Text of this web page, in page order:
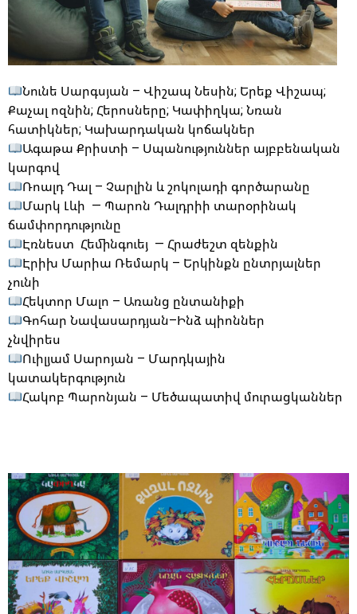
Նունե Սարգսյան – Վիշապ Նեսին; Երեք Վիշապ;
Քաչալ ոզնին; Հերոսները; Կափիղկա; Նռան
հատիկներ; Կախարդական կոճակներ
Ագաթա Քրիստի – Սպանություններ այբբենական
կարգով
Ռոալդ Դալ – Չարլին և շոկոլադի գործարանը
Մարկ Լևի — Պարոն Դալդրիի տարօրինակ
ճամփորդությունը
Էռնեստ Հեմինգուեյ — Հրաժեշտ զենքին
Էրիխ Մարիա Ռեմարկ – Երկինքն ընտրյալներ
չունի
Հեկտոր Մալո – Առանց ընտանիքի
Գոհար Նավասարդյան–Ինձ պիոններ
չնվիրես
Ուիլյամ Սարոյան – Մարդկային
կատակերգություն
Հակոբ Պարոնյան – Մեծապատիվ մուրացկաններ